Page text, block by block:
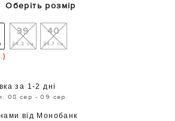
Оберіть розмір
39
24,2 см
40
24,7 см
за 1-2 дні
08 сер - 09 сер
від Монобанк